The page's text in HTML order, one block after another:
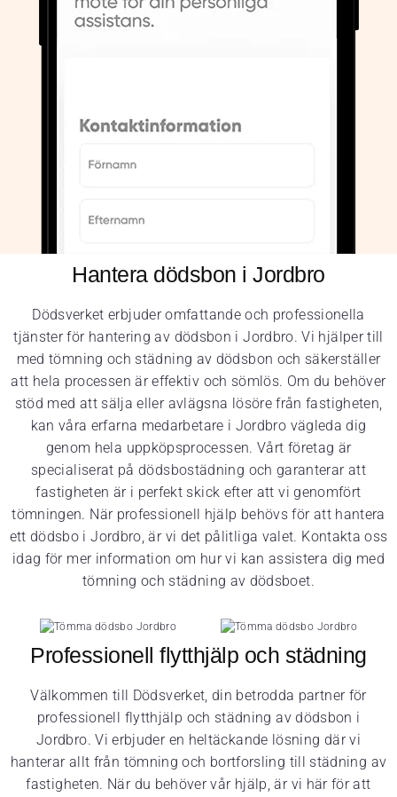
Hantera dödsbon i Jordbro
Dödsverket erbjuder omfattande och professionella
tjänster för hantering av dödsbon i Jordbro. Vi hjälper till
med tömning och städning av dödsbon och säkerställer
att hela processen är effektiv och sömlös. Om du behöver
stöd med att sälja eller avlägsna lösöre från fastigheten,
kan våra erfarna medarbetare i Jordbro vägleda dig
genom hela uppköpsprocessen. Vårt företag är
specialiserat på dödsbostädning och garanterar att
fastigheten är i perfekt skick efter att vi genomfört
tömningen. När professionell hjälp behövs för att hantera
ett dödsbo i Jordbro, är vi det pålitliga valet. Kontakta oss
idag för mer information om hur vi kan assistera dig med
tömning och städning av dödsboet.
Professionell flytthjälp och städning
Välkommen till Dödsverket, din betrodda partner för
professionell flytthjälp och städning av dödsbon i
Jordbro. Vi erbjuder en heltäckande lösning där vi
hanterar allt från tömning och bortforsling till städning av
fastigheten. När du behöver vår hjälp, är vi här för att